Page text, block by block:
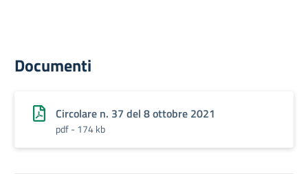
Documenti
Circolare n. 37 del 8 ottobre 2021
pdf - 174 kb